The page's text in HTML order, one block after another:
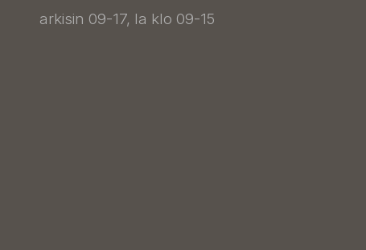
arkisin 09-17, la klo 09-15